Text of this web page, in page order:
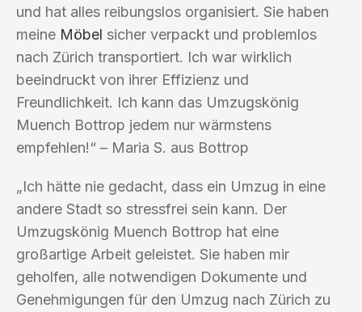
und hat alles reibungslos organisiert. Sie haben
meine Möbel sicher verpackt und problemlos
nach Zürich transportiert. Ich war wirklich
beeindruckt von ihrer Effizienz und
Freundlichkeit. Ich kann das Umzugskönig
Muench Bottrop jedem nur wärmstens
empfehlen!“ – Maria S. aus Bottrop
„Ich hätte nie gedacht, dass ein Umzug in eine
andere Stadt so stressfrei sein kann. Der
Umzugskönig Muench Bottrop hat eine
großartige Arbeit geleistet. Sie haben mir
geholfen, alle notwendigen Dokumente und
Genehmigungen für den Umzug nach Zürich zu